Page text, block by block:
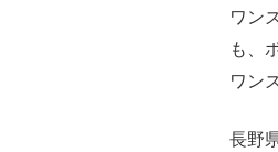
ワン
も、
ワン
長野